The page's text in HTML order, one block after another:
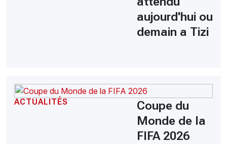
aujourd'hui ou
demain a Tizi
ACTUALITÉS
Coupe du
Monde de la
FIFA 2026